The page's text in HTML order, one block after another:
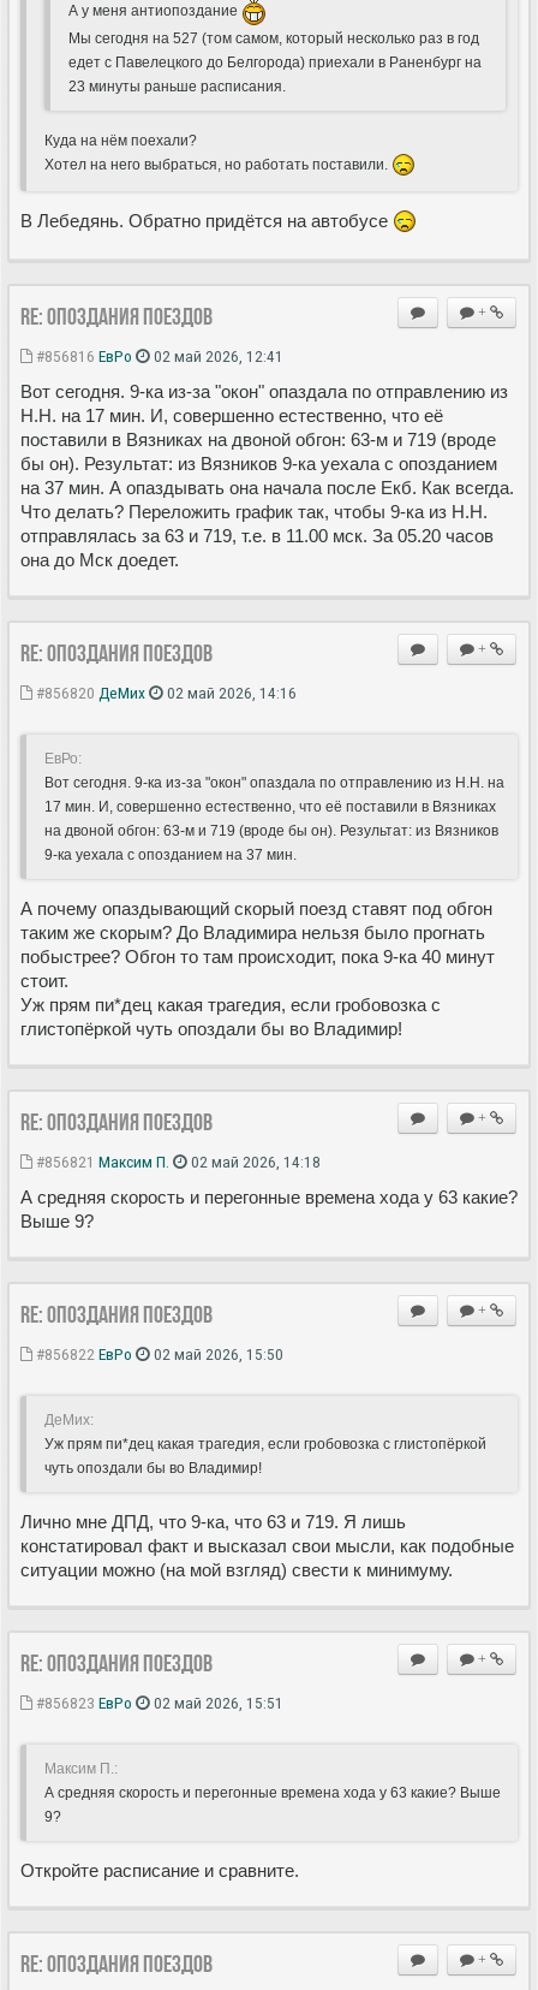
А у меня антиопоздание
Мы сегодня на 527 (том самом, который несколько раз в год
едет с Павелецкого до Белгорода) приехали в Раненбург на
23 минуты раньше расписания.
Куда на нём поехали?
Хотел на него выбраться, но работать поставили.
В Лебедянь. Обратно придётся на автобусе
+
Re: Опоздания поездов
#856816 ЕвРо 02 май 2026, 12:41
Вот сегодня. 9-ка из-за "окон" опаздала по отправлению из
Н.Н. на 17 мин. И, совершенно естественно, что её
поставили в Вязниках на двоной обгон: 63-м и 719 (вроде
бы он). Результат: из Вязников 9-ка уехала с опозданием
на 37 мин. А опаздывать она начала после Екб. Как всегда.
Что делать? Переложить график так, чтобы 9-ка из Н.Н.
отправлялась за 63 и 719, т.е. в 11.00 мск. За 05.20 часов
она до Мск доедет.
+
Re: Опоздания поездов
#856820 ДеМих 02 май 2026, 14:16
ЕвРо:
Вот сегодня. 9-ка из-за "окон" опаздала по отправлению из Н.Н. на
17 мин. И, совершенно естественно, что её поставили в Вязниках
на двоной обгон: 63-м и 719 (вроде бы он). Результат: из Вязников
9-ка уехала с опозданием на 37 мин.
А почему опаздывающий скорый поезд ставят под обгон
таким же скорым? До Владимира нельзя было прогнать
побыстрее? Обгон то там происходит, пока 9-ка 40 минут
стоит.
Уж прям пи*дец какая трагедия, если гробовозка с
глистопëркой чуть опоздали бы во Владимир!
+
Re: Опоздания поездов
#856821 Максим П. 02 май 2026, 14:18
А средняя скорость и перегонные времена хода у 63 какие?
Выше 9?
+
Re: Опоздания поездов
#856822 ЕвРо 02 май 2026, 15:50
ДеМих:
Уж прям пи*дец какая трагедия, если гробовозка с глистопëркой
чуть опоздали бы во Владимир!
Лично мне ДПД, что 9-ка, что 63 и 719. Я лишь
констатировал факт и высказал свои мысли, как подобные
ситуации можно (на мой взгляд) свести к минимуму.
+
Re: Опоздания поездов
#856823 ЕвРо 02 май 2026, 15:51
Максим П.:
А средняя скорость и перегонные времена хода у 63 какие? Выше
9?
Откройте расписание и сравните.
+
Re: Опоздания поездов